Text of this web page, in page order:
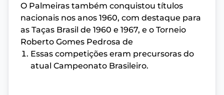
O Palmeiras também conquistou títulos
nacionais nos anos 1960, com destaque para
as Taças Brasil de 1960 e 1967, e o Torneio
Roberto Gomes Pedrosa de
Essas competições eram precursoras do
atual Campeonato Brasileiro.